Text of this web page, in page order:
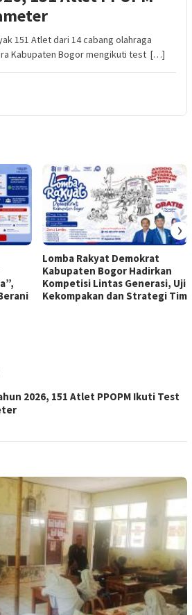
151 Atlet dari 14 cabang olahraga
Kabupaten Bogor mengikuti test […]
Lomba Rakyat Demokrat
Kabupaten Bogor Hadirkan
Kompetisi Lintas Generasi, Uji
Kekompakan dan Strategi Tim
›
2026, 151 Atlet PPOPM Ikuti Test